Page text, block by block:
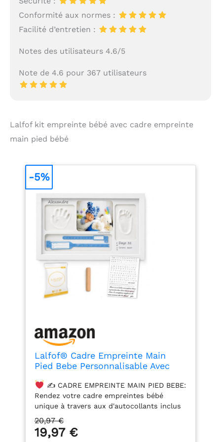
Conformité aux normes :
Facilité d’entretien :
Notes des utilisateurs 4.6/5
Note de 4.6 pour 367 utilisateurs
Lalfof kit empreinte bébé avec cadre empreinte
main pied bébé
Lalfof® Cadre Empreinte Main
Pied Bebe Personnalisable Avec
Comme Cadeau naissance
garcon,Cadeau bebe
naissance,Cadre empreinte bébé
avec porte-bracelet de naissance
✍ CADRE EMPREINTE MAIN PIED BEBE:
Rendez votre cadre empreintes bébé
unique à travers aux d'autocollants inclus
et personnalisez le cadre bebe avec nom,
les jours qu'il avait au moment des
empreintes et tous les détails de
20,97 €
19,97 €
-5%